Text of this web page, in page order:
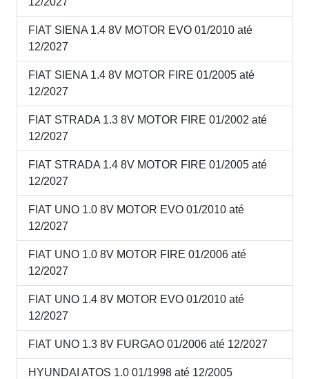
FIAT SIENA 1.4 8V MOTOR EVO 01/2010 até
12/2027
FIAT SIENA 1.4 8V MOTOR FIRE 01/2005 até
12/2027
FIAT STRADA 1.3 8V MOTOR FIRE 01/2002 até
12/2027
FIAT STRADA 1.4 8V MOTOR FIRE 01/2005 até
12/2027
FIAT UNO 1.0 8V MOTOR EVO 01/2010 até
12/2027
FIAT UNO 1.0 8V MOTOR FIRE 01/2006 até
12/2027
FIAT UNO 1.4 8V MOTOR EVO 01/2010 até
12/2027
FIAT UNO 1.3 8V FURGAO 01/2006 até 12/2027
HYUNDAI ATOS 1.0 01/1998 até 12/2005